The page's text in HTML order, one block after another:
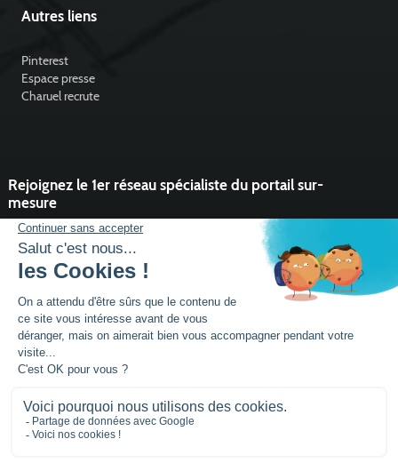
Autres liens
Pinterest
Espace presse
Charuel recrute
Rejoignez le 1er réseau spécialiste du portail sur-
mesure
Vous souhaitez développer l'activité portail de votre entreprise ?
Rejoindre un réseau dynamique, avec un service et des outils qui
font la différence ?
DEVENIR PARTENAIRE